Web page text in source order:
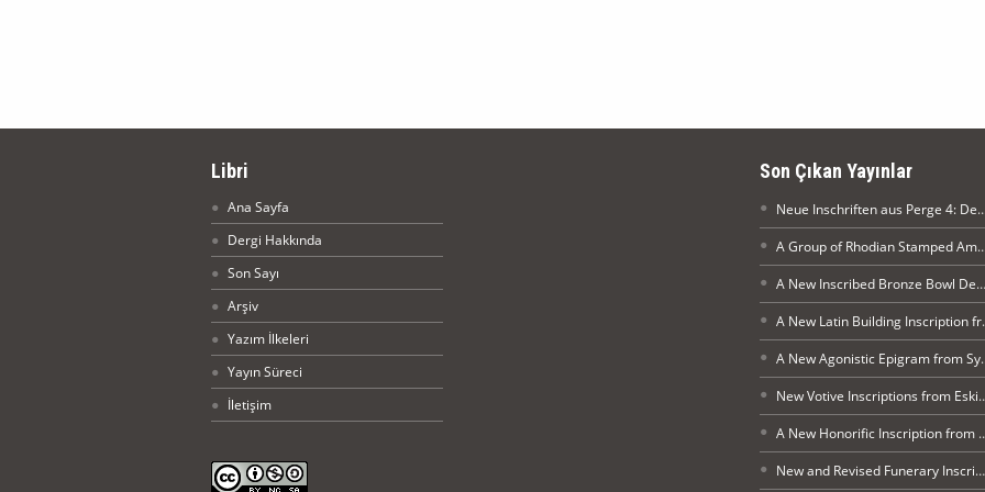
Libri
Ana Sayfa
Dergi Hakkında
Son Sayı
Arşiv
Yazım İlkeleri
Yayın Süreci
İletişim
Son Çıkan Yayınlar
Neue Inschriften aus Perge 4: Der Procurator
A Group of Rhodian Stamped
A New Inscribed Bronze Bowl Dedicated to Megale Thea Demeter from Arykanda
A New Latin
A New
New Votive
A New Honorific
New and Revised Funerary Inscriptions from Nikaia XX